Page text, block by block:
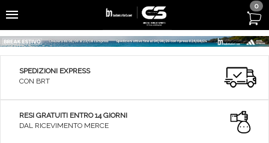
0
SPEDIZIONI EXPRESS
CON BRT
RESI GRATUITI ENTRO 14 GIORNI
DAL RICEVIMENTO MERCE